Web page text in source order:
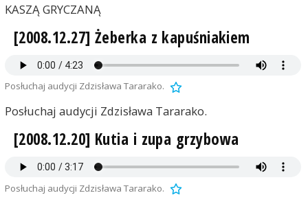
KASZĄ GRYCZANĄ
[2008.12.27] Żeberka z kapuśniakiem
Posłuchaj audycji Zdzisława Tararako.
Posłuchaj audycji Zdzisława Tararako.
[2008.12.20] Kutia i zupa grzybowa
Posłuchaj audycji Zdzisława Tararako.